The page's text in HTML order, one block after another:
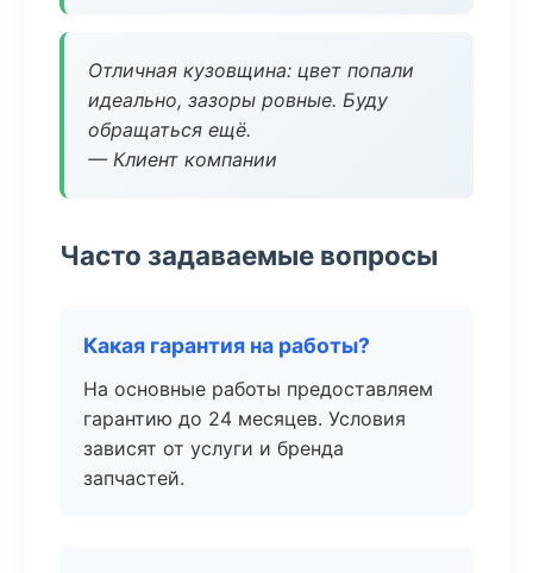
Отличная кузовщина: цвет попали
идеально, зазоры ровные. Буду
обращаться ещё.
— Клиент компании
Часто задаваемые вопросы
Какая гарантия на работы?
На основные работы предоставляем
гарантию до 24 месяцев. Условия
зависят от услуги и бренда
запчастей.